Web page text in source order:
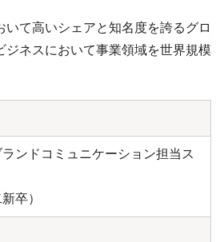
いて高いシェアと知名度を誇るグロ
ジネスにおいて事業領域を世界規模
ンドコミュニケーション担当ス
卒）